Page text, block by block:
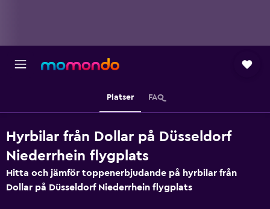
Platser FAQ
Hyrbilar från Dollar på Düsseldorf
Niederrhein flygplats
Hitta och jämför toppenerbjudande på hyrbilar från
Dollar på Düsseldorf Niederrhein flygplats